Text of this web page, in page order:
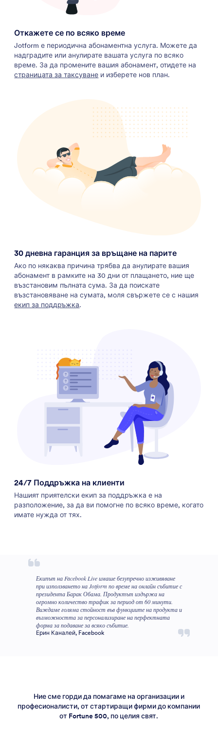
Откажете се по всяко време
Jotform е периодична абонаментна услуга. Можете да
надградите или анулирате вашата услуга по всяко
време. За да промените вашия абонамент, отидете на
страницата за таксуване и изберете нов план.
30 дневна гаранция за връщане на парите
Ако по някаква причина трябва да анулирате вашия
абонамент в рамките на 30 дни от плащането, ние ще
възстановим пълната сума. За да поискате
възстановяване на сумата, моля свържете се с нашия
екип за поддръжка.
24/7 Поддръжка на клиенти
Нашият приятелски екип за поддръжка е на
разположение, за да ви помогне по всяко време, когато
имате нужда от тях.
Екипът на Facebook Live имаше безупречно изживяване
при използването на Jotform по време на онлайн събитие с
президента Барак Обама. Продуктът издържа на
огромно количество трафик за период от 60 минути.
Виждаме голяма стойност във функциите на продукта и
възможността за персонализиране на перфектната
форма за подаване за всяко събитие.
Ерин Каналей, Facebook
Ние сме горди да помагаме на организации и
професионалисти, от стартиращи фирми до компании
от Fortune 500, по целия свят.